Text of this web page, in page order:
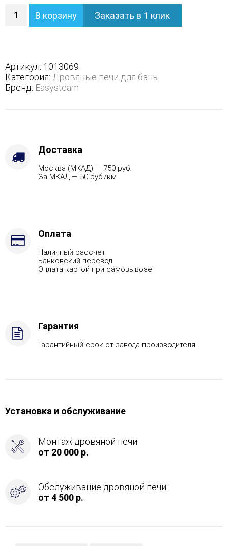
Печь
Домна
в
полноценном
наборном
кожухе
дрова
Комплектация
Пироксенит,
Марка
В корзину Заказать в 1 клик
Артикул: 1013069
Категория: Дровяные печи для бань
Бренд: Easysteam
Доставка
Москва (МКАД) — 750 руб.
За МКАД — 50 руб./км
Оплата
Наличный рассчет
Банковский перевод
Оплата картой при самовывозе
Гарантия
Гарантийный срок от завода-производителя
Установка и обслуживание
Монтаж дровяной печи:
от 20 000 р.
Обслуживание дровяной печи:
от 4 500 р.